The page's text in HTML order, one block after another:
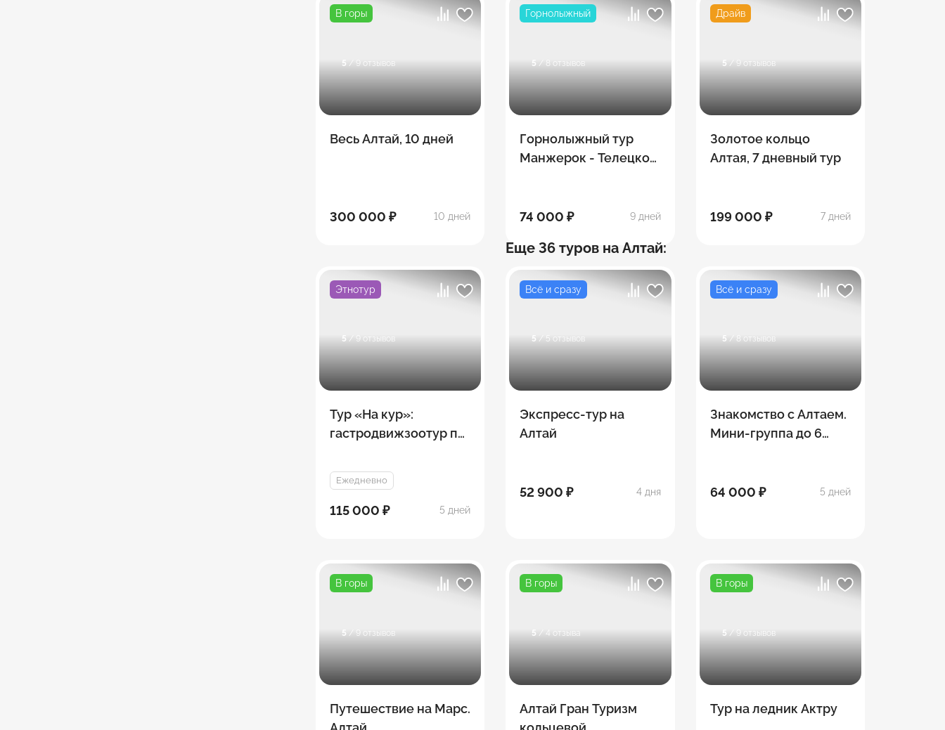
В горы
5 / 9 отзывов
Весь Алтай, 10 дней
300 000 ₽ 10 дней
Горнолыжный
5 / 8 отзывов
Горнолыжный тур
Манжерок - Телецкое
74 000 ₽ 9 дней
Драйв
5 / 9 отзывов
Золотое кольцо
Алтая, 7 дневный тур
199 000 ₽ 7 дней
Этнотур
5 / 9 отзывов
Тур «На кур»:
гастродвижзоотур по
Ежедневно
115 000 ₽ 5 дней
Еще 36 туров на Алтай:
Всё и сразу
5 / 5 отзывов
Экспресс-тур на
Алтай
52 900 ₽ 4 дня
Всё и сразу
5 / 8 отзывов
Знакомство с Алтаем.
Мини-группа до 6
64 000 ₽ 5 дней
В горы
5 / 9 отзывов
Путешествие на Марс.
В горы
5 / 4 отзыва
Алтай Гран Туризм
В горы
5 / 9 отзывов
Тур на ледник Актру